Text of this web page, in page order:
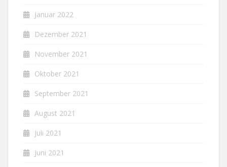
Januar 2022
Dezember 2021
November 2021
Oktober 2021
September 2021
August 2021
Juli 2021
Juni 2021